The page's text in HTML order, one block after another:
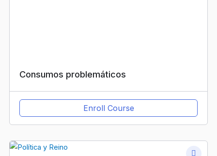
Consumos problemáticos
Enroll Course